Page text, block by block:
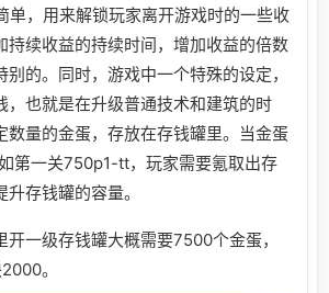
，用来解锁玩家离开游戏时的一些收
持续收益的持续时间，增加收益的倍数
的。同时，游戏中一个特殊的设定，
，也就是在升级普通技术和建筑的时
数量的金蛋，存放在存钱罐里。当金蛋
第一关750p1-tt，玩家需要氪取出存
存钱罐的容量。
开一级存钱罐大概需要7500个金蛋，
。